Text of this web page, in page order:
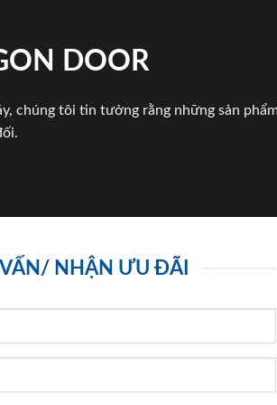
DOOR
chúng tôi tin tưởng rằng những sản
NHẬN ƯU ĐÃI